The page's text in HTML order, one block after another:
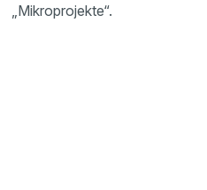
„Mikroprojekte“.